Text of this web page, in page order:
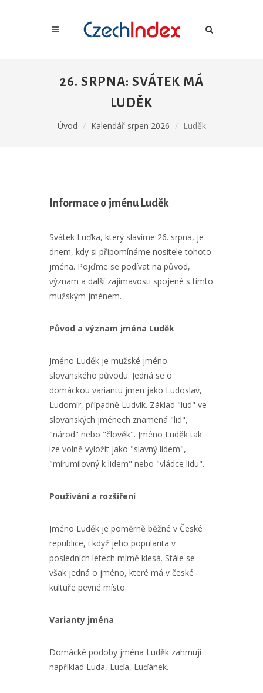
26. SRPNA: SVÁTEK MÁ
LUDĚK
Úvod Kalendář srpen 2026 Luděk
Informace o jménu Luděk
Svátek Luďka, který slavíme 26. srpna, je
dnem, kdy si připomínáme nositele tohoto
jména. Pojďme se podívat na původ,
význam a další zajímavosti spojené s tímto
mužským jménem.
Původ a význam jména Luděk
Jméno Luděk je mužské jméno
slovanského původu. Jedná se o
domáckou variantu jmen jako Ludoslav,
Ludomír, případně Ludvík. Základ "lud" ve
slovanských jménech znamená "lid",
"národ" nebo "člověk". Jméno Luděk tak
lze volně vyložit jako "slavný lidem",
"mírumilovný k lidem" nebo "vládce lidu".
Používání a rozšíření
Jméno Luděk je poměrně běžné v České
republice, i když jeho popularita v
posledních letech mírně klesá. Stále se
však jedná o jméno, které má v české
kultuře pevné místo.
Varianty jména
Domácké podoby jména Luděk zahrnují
například Luda, Luďa, Luďánek.